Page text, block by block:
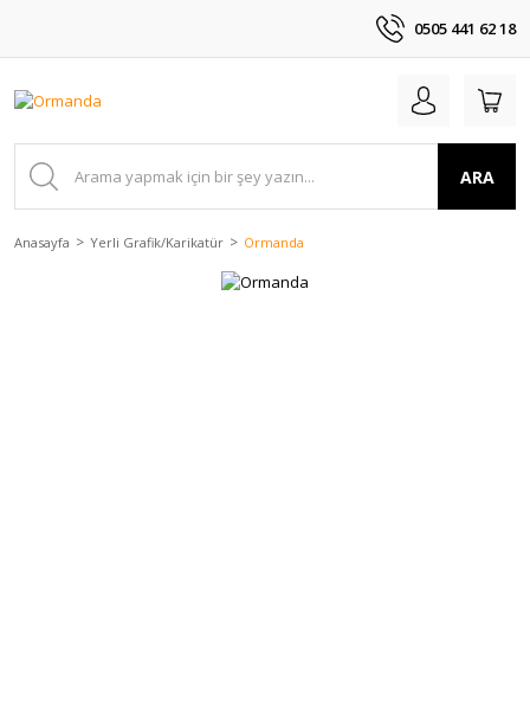
0505 441 62 18
ARA
Anasayfa Yerli Grafik/Karikatür Ormanda